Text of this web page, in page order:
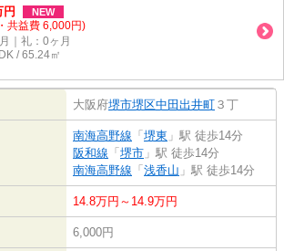
円 NEW
共益費 6,000円)
｜礼：0ヶ月
/ 65.24㎡
大阪府堺市堺区中田出井町 ３丁
南海高野線 「 堺東 」駅 徒歩14分
阪和線 「 堺市 」駅 徒歩14分
南海高野線 「 浅香山 」駅 徒歩14分
14.8万円～14.9万円
6,000円